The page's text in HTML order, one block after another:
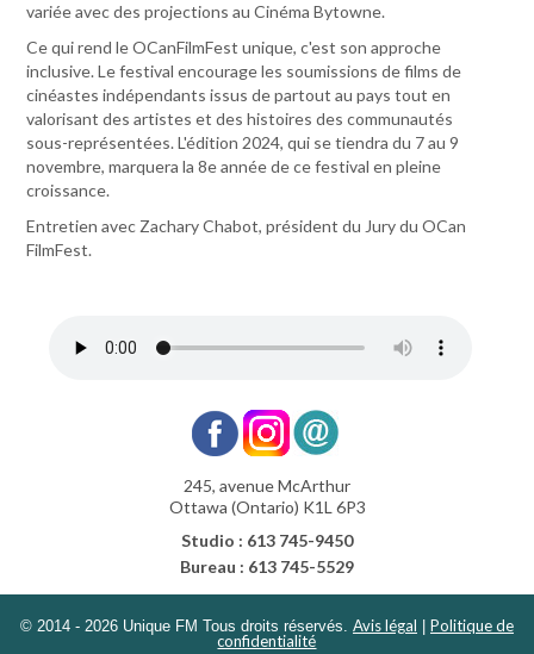
variée avec des projections au Cinéma Bytowne.
Ce qui rend le OCanFilmFest unique, c'est son approche
inclusive. Le festival encourage les soumissions de films de
cinéastes indépendants issus de partout au pays tout en
valorisant des artistes et des histoires des communautés
sous-représentées. L'édition 2024, qui se tiendra du 7 au 9
novembre, marquera la 8e année de ce festival en pleine
croissance.
Entretien avec Zachary Chabot, président du Jury du OCan
FilmFest.
245, avenue McArthur
Ottawa (Ontario) K1L 6P3
Studio : 613 745-9450
Bureau : 613 745-5529
© 2014 - 2026 Unique FM Tous droits réservés. Avis légal
Politique de
confidentialité